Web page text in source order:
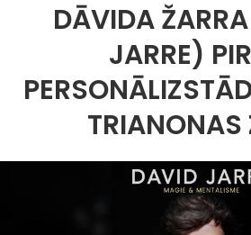
DĀVIDA
JARRE)
TRIANONAS